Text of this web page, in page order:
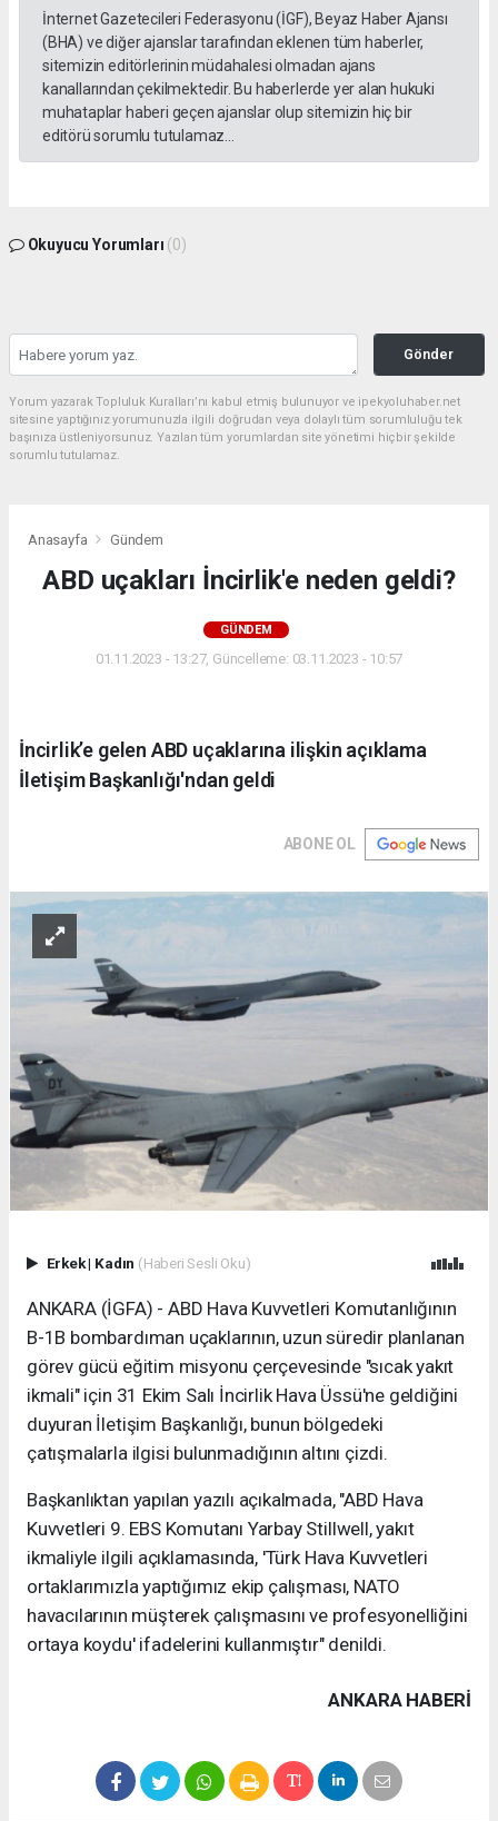
İnternet Gazetecileri Federasyonu (İGF), Beyaz Haber Ajansı
(BHA) ve diğer ajanslar tarafından eklenen tüm haberler,
sitemizin editörlerinin müdahalesi olmadan ajans
kanallarından çekilmektedir. Bu haberlerde yer alan hukuki
muhataplar haberi geçen ajanslar olup sitemizin hiç bir
editörü sorumlu tutulamaz...
Okuyucu Yorumları (0)
Gönder
Yorum yazarak Topluluk Kuralları’nı kabul etmiş bulunuyor ve ipekyoluhaber.net
sitesine yaptığınız yorumunuzla ilgili doğrudan veya dolaylı tüm sorumluluğu tek
başınıza üstleniyorsunuz. Yazılan tüm yorumlardan site yönetimi hiçbir şekilde
sorumlu tutulamaz.
Anasayfa Gündem
ABD uçakları İncirlik'e neden geldi?
GÜNDEM
01.11.2023 - 13:27, Güncelleme: 03.11.2023 - 10:57
İncirlik’e gelen ABD uçaklarına ilişkin açıklama
İletişim Başkanlığı'ndan geldi
ABONE OL
Erkek| Kadın (Haberi Sesli Oku)
ANKARA (İGFA) - ABD Hava Kuvvetleri Komutanlığının
B-1B bombardıman uçaklarının, uzun süredir planlanan
görev gücü eğitim misyonu çerçevesinde "sıcak yakıt
ikmali" için 31 Ekim Salı İncirlik Hava Üssü'ne geldiğini
duyuran İletişim Başkanlığı, bunun bölgedeki
çatışmalarla ilgisi bulunmadığının altını çizdi.
Başkanlıktan yapılan yazılı açıkalmada, "ABD Hava
Kuvvetleri 9. EBS Komutanı Yarbay Stillwell, yakıt
ikmaliyle ilgili açıklamasında, 'Türk Hava Kuvvetleri
ortaklarımızla yaptığımız ekip çalışması, NATO
havacılarının müşterek çalışmasını ve profesyonelliğini
ortaya koydu' ifadelerini kullanmıştır" denildi.
ANKARA HABERİ